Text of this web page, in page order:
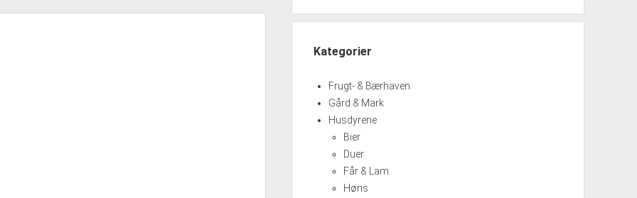
Kategorier
Frugt- & Bærhaven
Gård & Mark
Husdyrene
Bier
Duer
Får & Lam
Høns